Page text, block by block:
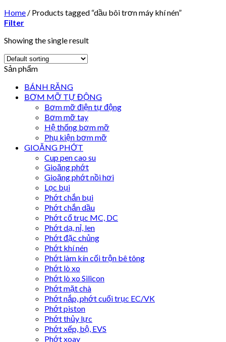
Home / Products tagged “dầu bôi trơn máy khí nén”
Filter
Showing the single result
Sản phẩm
BÁNH RĂNG
BƠM MỠ TỰ ĐỘNG
Bơm mỡ điện tự động
Bơm mỡ tay
Hệ thống bơm mỡ
Phụ kiện bơm mỡ
GIOĂNG PHỚT
Cup pen cao su
Gioăng phớt
Gioăng phớt nồi hơi
Lọc bụi
Phớt chắn bụi
Phớt chắn dầu
Phớt cổ trục MC, DC
Phớt dạ, nỉ, len
Phớt đặc chủng
Phớt khí nén
Phớt làm kín cối trộn bê tông
Phớt lò xo
Phớt lò xo Silicon
Phớt mặt chà
Phớt nắp, phớt cuối trục EC/VK
Phớt piston
Phớt thủy lực
Phớt xếp, bộ, EVS
Phớt xoay